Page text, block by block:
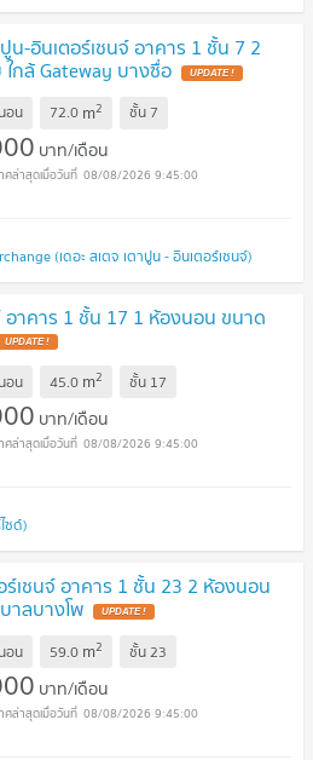
ปูน-อินเตอร์เชนจ์ อาคาร 1 ชั้น 7 2
กล้ Gateway บางซื่อ UPDATE !
อน 72.0 m2 ชั้น 7
บาท/เดือน
08/08/2026 9:45:00
(เดอะ สเตจ เตาปูน - อินเตอร์เชนจ์)
อาคาร 1 ชั้น 17 1 ห้องนอน ขนาด
UPDATE !
อน 45.0 m2 ชั้น 17
บาท/เดือน
08/08/2026 9:45:00
ซด์)
ร์เชนจ์ อาคาร 1 ชั้น 23 2 ห้องนอน
าลบางโพ UPDATE !
อน 59.0 m2 ชั้น23
บาท/เดือน
08/08/2026 9:45:00